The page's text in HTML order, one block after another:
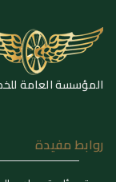
المؤسسة العامة
روابط مفيدة